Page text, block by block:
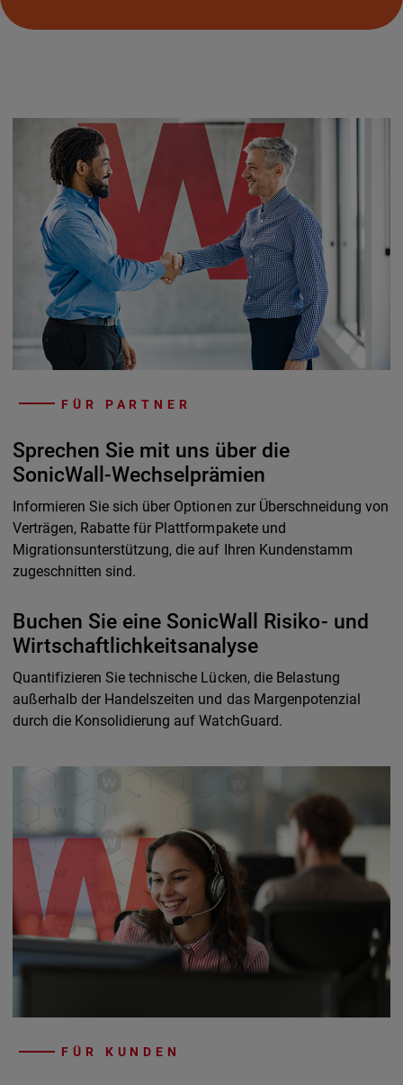
FÜR PARTNER
Sprechen Sie mit uns über die
SonicWall-Wechselprämien
Informieren Sie sich über Optionen zur Überschneidung von
Verträgen, Rabatte für Plattformpakete und
Migrationsunterstützung, die auf Ihren Kundenstamm
zugeschnitten sind.
Buchen Sie eine SonicWall Risiko- und
Wirtschaftlichkeitsanalyse
Quantifizieren Sie technische Lücken, die Belastung
außerhalb der Handelszeiten und das Margenpotenzial
durch die Konsolidierung auf WatchGuard.
FÜR KUNDEN